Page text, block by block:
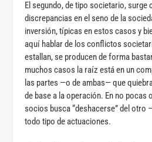
El segundo, de tipo societario, surge
discrepancias en el seno de la
inversión, típicas en estos casos y
aquí hablar de los conflictos
estallan, se producen de forma
muchos casos la raíz está en un
las partes —o de ambas— que
de base a la operación. En no pocas
socios busca “deshacerse” del otro
todo tipo de actuaciones.